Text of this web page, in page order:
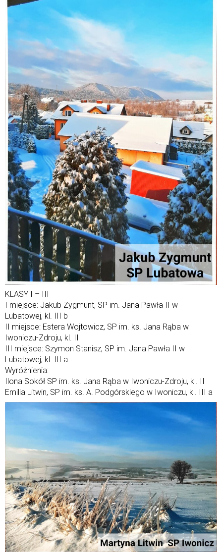
KLASY I – III
I miejsce: Jakub Zygmunt, SP im. Jana Pawła II w
Lubatowej, kl. III b
II miejsce: Estera Wojtowicz, SP im. ks. Jana Rąba w
Iwoniczu-Zdroju, kl. II
III miejsce: Szymon Stanisz, SP im. Jana Pawła II w
Lubatowej, kl. III a
Wyróżnienia:
Ilona Sokół SP im. ks. Jana Rąba w Iwoniczu-Zdroju, kl. II
Emilia Litwin, SP im. ks. A. Podgórskiego w Iwoniczu, kl. III a